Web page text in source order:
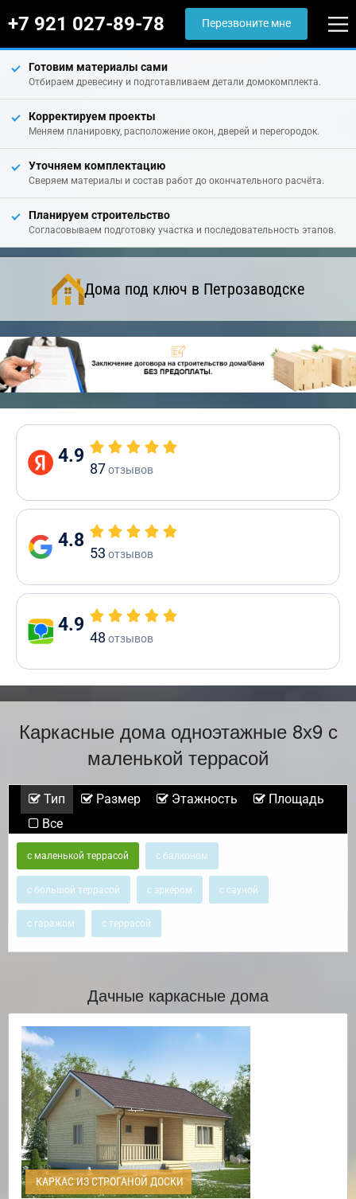
+7 921 027-89-78 Перезвоните мне
Готовим материалы сами
Отбираем древесину и подготавливаем детали домокомплекта.
Корректируем проекты
Меняем планировку, расположение окон, дверей и перегородок.
Уточняем комплектацию
Сверяем материалы и состав работ до окончательного расчёта.
Планируем строительство
Согласовываем подготовку участка и последовательность этапов.
Дома под ключ в Петрозаводске
4.9
87отзывов
4.8
53 отзывов
4.9
48 отзывов
Каркасные дома одноэтажные 8х9 с
маленькой террасой
Тип Размер Этажность
Площадь
Все
с маленькой террасой с балконом
с большой террасой с эркером с сауной
с гаражом с террасой
Дачные каркасные дома
КАРКАС ИЗ СТРОГАНОЙ ДОСКИ